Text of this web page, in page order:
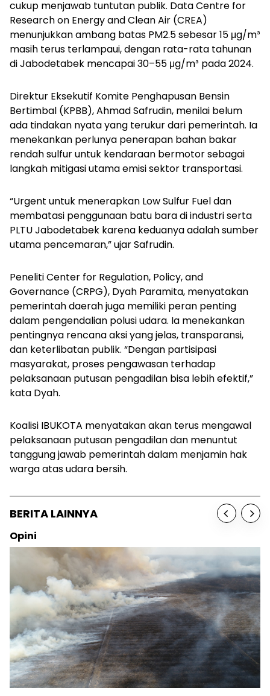
cukup menjawab tuntutan publik. Data Centre for
Research on Energy and Clean Air (CREA)
menunjukkan ambang batas PM2.5 sebesar 15 μg/m³
masih terus terlampaui, dengan rata-rata tahunan
di Jabodetabek mencapai 30–55 μg/m³ pada 2024.
Direktur Eksekutif Komite Penghapusan Bensin
Bertimbal (KPBB), Ahmad Safrudin, menilai belum
ada tindakan nyata yang terukur dari pemerintah. Ia
menekankan perlunya penerapan bahan bakar
rendah sulfur untuk kendaraan bermotor sebagai
langkah mitigasi utama emisi sektor transportasi.
“Urgent untuk menerapkan Low Sulfur Fuel dan
membatasi penggunaan batu bara di industri serta
PLTU Jabodetabek karena keduanya adalah sumber
utama pencemaran,” ujar Safrudin.
Peneliti Center for Regulation, Policy, and
Governance (CRPG), Dyah Paramita, menyatakan
pemerintah daerah juga memiliki peran penting
dalam pengendalian polusi udara. Ia menekankan
pentingnya rencana aksi yang jelas, transparansi,
dan keterlibatan publik. “Dengan partisipasi
masyarakat, proses pengawasan terhadap
pelaksanaan putusan pengadilan bisa lebih efektif,”
kata Dyah.
Koalisi IBUKOTA menyatakan akan terus mengawal
pelaksanaan putusan pengadilan dan menuntut
tanggung jawab pemerintah dalam menjamin hak
warga atas udara bersih.
BERITA LAINNYA
Birute